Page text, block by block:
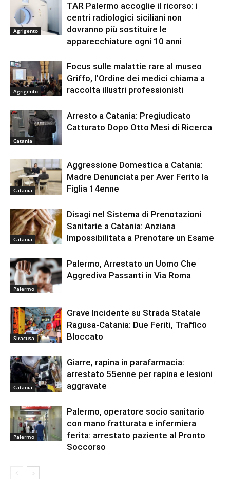
Agrigento
TAR Palermo accoglie il ricorso: i
centri radiologici siciliani non
dovranno più sostituire le
apparecchiature ogni 10 anni
Agrigento
Focus sulle malattie rare al museo
Griffo, l’Ordine dei medici chiama a
raccolta illustri professionisti
Catania
Arresto a Catania: Pregiudicato
Catturato Dopo Otto Mesi di Ricerca
Catania
Aggressione Domestica a Catania:
Madre Denunciata per Aver Ferito la
Figlia 14enne
Catania
Disagi nel Sistema di Prenotazioni
Sanitarie a Catania: Anziana
Impossibilitata a Prenotare un Esame
Palermo
Palermo, Arrestato un Uomo Che
Aggrediva Passanti in Via Roma
Siracusa
Grave Incidente su Strada Statale
Ragusa-Catania: Due Feriti, Traffico
Bloccato
Catania
Giarre, rapina in parafarmacia:
arrestato 55enne per rapina e lesioni
aggravate
Palermo
Palermo, operatore socio sanitario
con mano fratturata e infermiera
ferita: arrestato paziente al Pronto
Soccorso